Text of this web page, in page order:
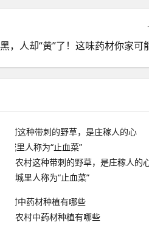
，人却“黄”了！这味药材你家可
农村这种带刺的野草，是庄稼人的心
城里人称为“止血菜”
农村中药材种植有哪些